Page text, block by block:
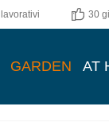
30
GARDEN AT